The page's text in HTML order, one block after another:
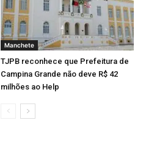
Manchete
TJPB reconhece que Prefeitura de
Campina Grande não deve R$ 42
milhões ao Help